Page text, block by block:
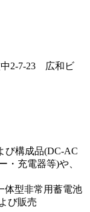
中2-7-23 広和ビ
び構成品(DC-AC
・充電器等)や、
体型非常用蓄電池
び販売